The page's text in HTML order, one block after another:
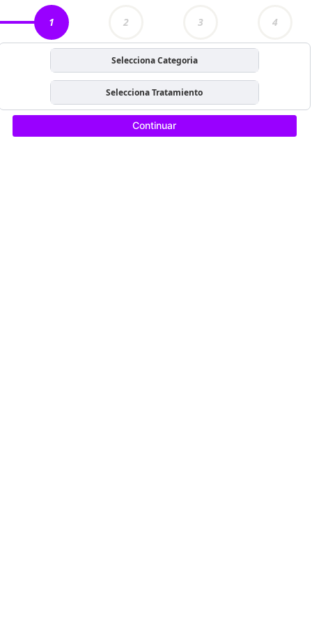
1 2 3 4
Selecciona Categoria
Selecciona Tratamiento
Continuar